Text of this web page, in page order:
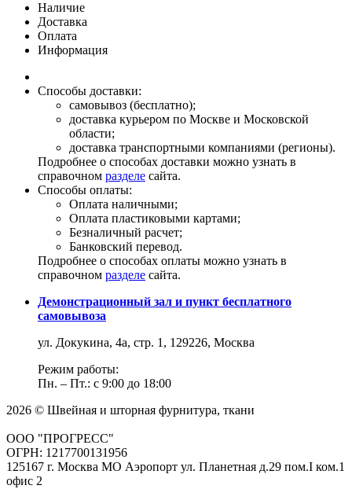
Наличие
Доставка
Оплата
Информация
Способы доставки:
самовывоз (бесплатно);
доставка курьером по Москве и Московской
области;
доставка транспортными компаниями (регионы).
Подробнее о способах доставки можно узнать в
справочном разделе сайта.
Способы оплаты:
Оплата наличными;
Оплата пластиковыми картами;
Безналичный расчет;
Банковский перевод.
Подробнее о способах оплаты можно узнать в
справочном разделе сайта.
Демонстрационный зал и пункт бесплатного
самовывоза
ул. Докукина, 4а, стр. 1, 129226, Москва
Режим работы:
Пн. – Пт.: с 9:00 до 18:00
2026 © Швейная и шторная фурнитура, ткани
ООО "ПРОГРЕСС"
ОГРН: 1217700131956
125167 г. Москва МО Аэропорт ул. Планетная д.29 пом.I ком.1
офис 2